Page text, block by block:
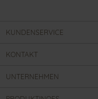
KUNDENSERVICE
KONTAKT
UNTERNEHMEN